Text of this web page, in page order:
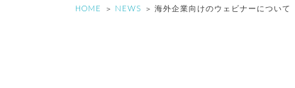
HOME NEWS 海外企業向けのウェビナーについて